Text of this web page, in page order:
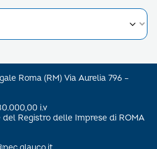
Roma (RM) Via Aurelia 796 –
i.v
del Registro delle Imprese di ROMA